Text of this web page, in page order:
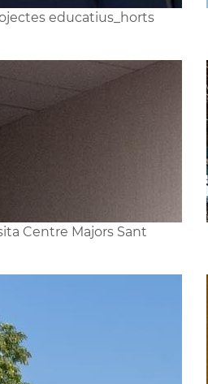
educatius_horts
Centre Majors Sant